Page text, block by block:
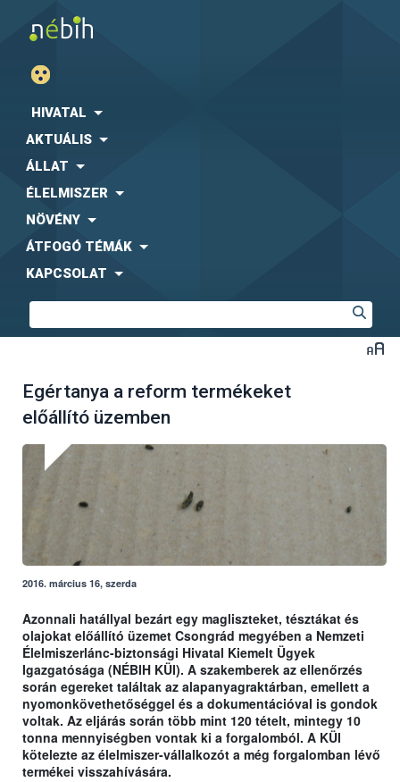
HIVATAL
AKTUÁLIS
ÁLLAT
ÉLELMISZER
NÖVÉNY
ÁTFOGÓ TÉMÁK
KAPCSOLAT
Egértanya a reform termékeket
előállító üzemben
2016. március 16, szerda
Azonnali hatállyal bezárt egy magliszteket, tésztákat és
olajokat előállító üzemet Csongrád megyében a Nemzeti
Élelmiszerlánc-biztonsági Hivatal Kiemelt Ügyek
Igazgatósága (NÉBIH KÜI). A szakemberek az ellenőrzés
során egereket találtak az alapanyagraktárban, emellett a
nyomonkövethetőséggel és a dokumentációval is gondok
voltak. Az eljárás során több mint 120 tételt, mintegy 10
tonna mennyiségben vontak ki a forgalomból. A KÜI
kötelezte az élelmiszer-vállalkozót a még forgalomban lévő
termékei visszahívására.